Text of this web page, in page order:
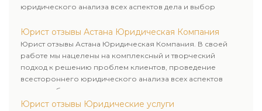
юридического анализа всех аспектов дела и выбор
Юрист отзывы Астана Юридическая Компания
Юрист отзывы Астана Юридическая Компания. В своей
работе мы нацелены на комплексный и творческий
подход к решению проблем клиентов, проведение
всестороннего юридического анализа всех аспектов
дела и выбор рационального пути для его успешного
завершения.
Юрист отзывы Юридические услуги